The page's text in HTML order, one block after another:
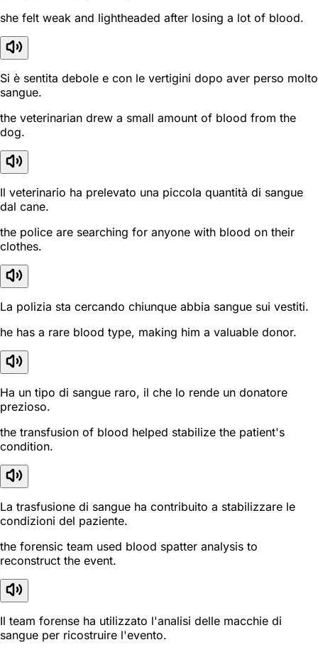
she felt weak and lightheaded after losing a lot of blood.
Si è sentita debole e con le vertigini dopo aver perso molto
sangue.
the veterinarian drew a small amount of blood from the
dog.
Il veterinario ha prelevato una piccola quantità di sangue
dal cane.
the police are searching for anyone with blood on their
clothes.
La polizia sta cercando chiunque abbia sangue sui vestiti.
he has a rare blood type, making him a valuable donor.
Ha un tipo di sangue raro, il che lo rende un donatore
prezioso.
the transfusion of blood helped stabilize the patient's
condition.
La trasfusione di sangue ha contribuito a stabilizzare le
condizioni del paziente.
the forensic team used blood spatter analysis to
reconstruct the event.
Il team forense ha utilizzato l'analisi delle macchie di
sangue per ricostruire l'evento.